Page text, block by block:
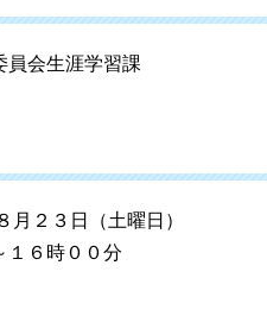
員会生涯学習課
月２３日（土曜日）
１６時００分